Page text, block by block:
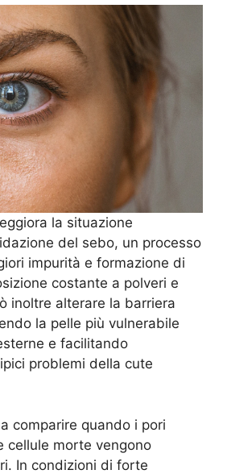
la situazione
del sebo, un processo
impurità e formazione di
costante a polveri e
inoltre alterare la barriera
la pelle più vulnerabile
e facilitando
problemi della cute
comparire quando i pori
cellule morte vengono
In condizioni di forte